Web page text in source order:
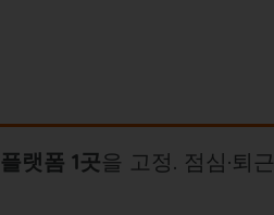
랫폼 1곳을 고정. 점심·퇴근